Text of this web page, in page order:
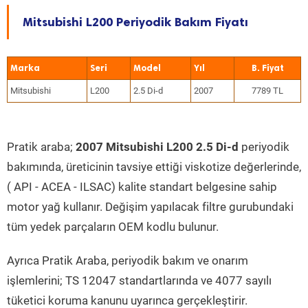
Mitsubishi L200 Periyodik Bakım Fiyatı
Marka Seri Model Yıl
Mitsubishi L200 2.5 Di-d 2007 7789 TL
Pratik araba; 2007 Mitsubishi L200 2.5 Di-d periyodik
bakımında, üreticinin tavsiye ettiği viskotize değerlerinde,
( API - ACEA - ILSAC) kalite standart belgesine sahip
motor yağ kullanır. Değişim yapılacak filtre gurubundaki
tüm yedek parçaların OEM kodlu bulunur.
Ayrıca Pratik Araba, periyodik bakım ve onarım
işlemlerini; TS 12047 standartlarında ve 4077 sayılı
tüketici koruma kanunu uyarınca gerçekleştirir.